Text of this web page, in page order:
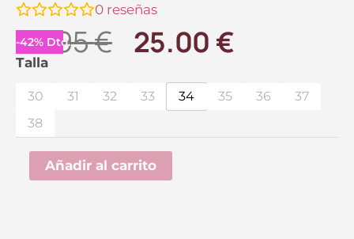
0 reseñas
-42% Dto.
42.95€ El
original
42.95 €.
25.00 €El
actual
Talla
30 31 32 33 34 35 36
37
38
Botas
Antik
Negro
cantidad
Añadir al carrito